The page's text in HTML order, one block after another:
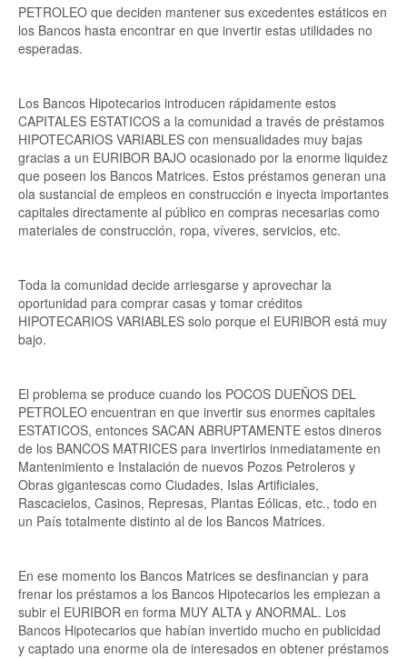
PETROLEO que deciden mantener sus excedentes estáticos en
los Bancos hasta encontrar en que invertir estas utilidades no
esperadas.
Los Bancos Hipotecarios introducen rápidamente estos
CAPITALES ESTATICOS a la comunidad a través de préstamos
HIPOTECARIOS VARIABLES con mensualidades muy bajas
gracias a un EURIBOR BAJO ocasionado por la enorme liquidez
que poseen los Bancos Matrices. Estos préstamos generan una
ola sustancial de empleos en construcción e inyecta importantes
capitales directamente al público en compras necesarias como
materiales de construcción, ropa, víveres, servicios, etc.
Toda la comunidad decide arriesgarse y aprovechar la
oportunidad para comprar casas y tomar créditos
HIPOTECARIOS VARIABLES solo porque el EURIBOR está muy
bajo.
El problema se produce cuando los POCOS DUEÑOS DEL
PETROLEO encuentran en que invertir sus enormes capitales
ESTATICOS, entonces SACAN ABRUPTAMENTE estos dineros
de los BANCOS MATRICES para invertirlos inmediatamente en
Mantenimiento e Instalación de nuevos Pozos Petroleros y
Obras gigantescas como Ciudades, Islas Artificiales,
Rascacielos, Casinos, Represas, Plantas Eólicas, etc., todo en
un País totalmente distinto al de los Bancos Matrices.
En ese momento los Bancos Matrices se desfinancian y para
frenar los préstamos a los Bancos Hipotecarios les empiezan a
subir el EURIBOR en forma MUY ALTA y ANORMAL. Los
Bancos Hipotecarios que habían invertido mucho en publicidad
y captado una enorme ola de interesados en obtener préstamos